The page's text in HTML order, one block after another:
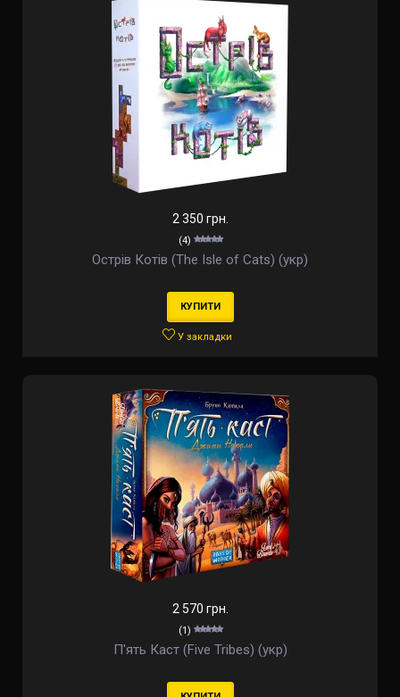
2 350 грн.
(4)
Острів Котів (The Isle of Cats) (укр)
КУПИТИ
У закладки
2 570 грн.
(1)
П'ять Каст (Five Tribes) (укр)